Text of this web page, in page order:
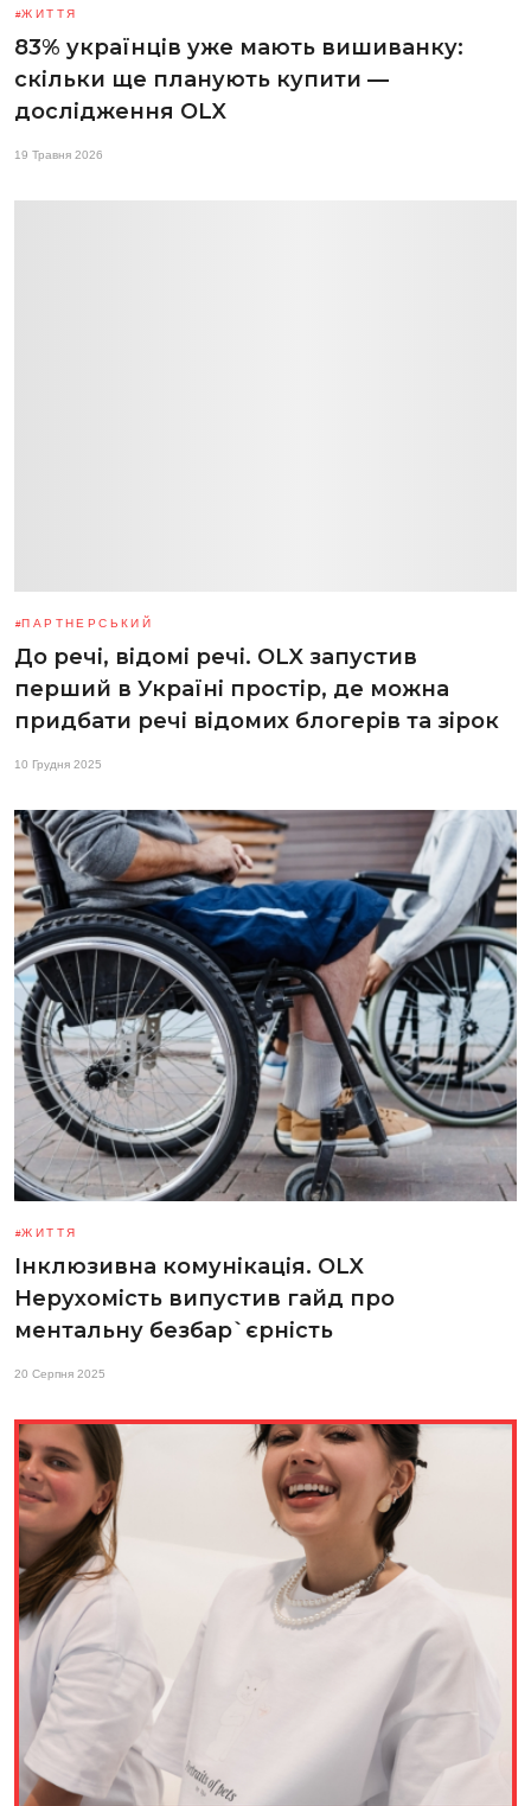
ЖИТТЯ
83% українців уже мають вишиванку:
скільки ще планують купити —
дослідження OLX
19 Травня 2026
ПАРТНЕРСЬКИЙ
До речі, відомі речі. OLX запустив
перший в Україні простір, де можна
придбати речі відомих блогерів та зірок
10 Грудня 2025
ЖИТТЯ
Інклюзивна комунікація. OLX
Нерухомість випустив гайд про
ментальну безбар`єрність
20 Серпня 2025